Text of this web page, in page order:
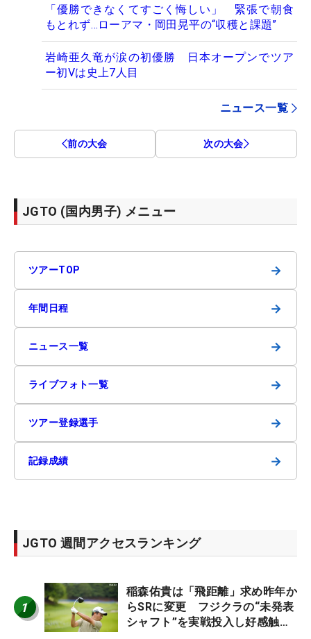
「優勝できなくてすごく悔しい」 緊張で朝食
もとれず…ローアマ・岡田晃平の“収穫と課題”
岩崎亜久竜が涙の初優勝 日本オープンでツア
ー初Vは史上7人目
ニュース一覧
前の大会 次の大会
JGTO (国内男子) メニュー
ツアーTOP →
年間日程 →
ニュース一覧 →
ライブフォト一覧 →
ツアー登録選手 →
記録成績 →
JGTO 週間アクセスランキング
1
稲森佑貴は「飛距離」求め昨年か
らSRに変更 フジクラの“未発表
シャフト”を実戦投入し好感触